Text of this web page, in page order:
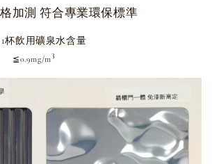
加測 符合專業環保標準
用礦泉水含量
≦0.9mg/m3